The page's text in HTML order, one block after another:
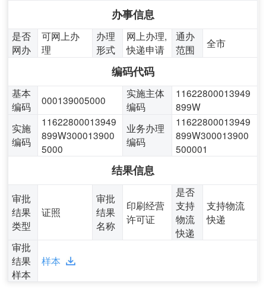
办事信息
是否
网办
可网上办
理
办理
形式
网上办理,
快递申请
通办
范围
全市
编码代码
基本
编码
000139005000
实施主体
编码
11622800013949
899W
实施
编码
11622800013949
899W300013900
5000
业务办理
编码
11622800013949
899W300013900
500001
结果信息
审批
结果
类型
证照
审批
结果
名称
印刷经营
许可证
是否
支持
物流
快递
支持物流
快递
审批
结果
样本
样本